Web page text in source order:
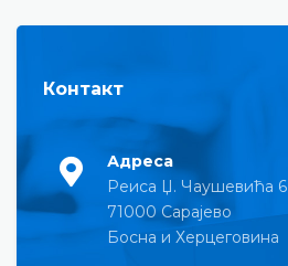
Контакт
Адреса
Реиса Џ. Чаушевића 6
71000 Сарајево
Босна и Херцеговина